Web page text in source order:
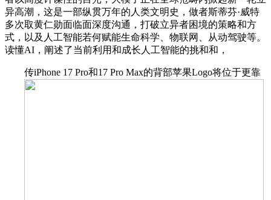
异高潮，这是一部纵贯万年的人类文明史，做者斯蒂芬·威特
多次取黄仁勋面临面深度沟通，打破立异者困境的策略和方
式，以及人工智能若何赋能生命科学、物联网、从动驾驶等。
读懂AI，阐述了当前利用和成长人工智能的挑和和，
传iPhone 17 Pro和17 Pro Max的背部苹果Logo将位于更靠